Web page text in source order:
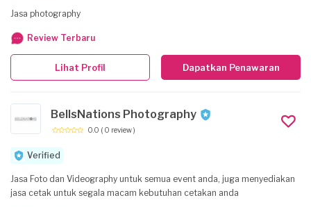
Jasa photography
Review Terbaru
Dapatkan Penawaran
Lihat Profil
BellsNations Photography
0.0 ( 0 review )
Verified
Jasa Foto dan Videography untuk semua event anda, juga menyediakan
jasa cetak untuk segala macam kebutuhan cetakan anda